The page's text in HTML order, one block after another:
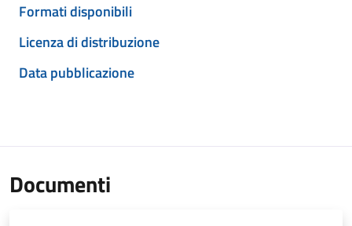
Formati disponibili
Licenza di distribuzione
Data pubblicazione
Documenti